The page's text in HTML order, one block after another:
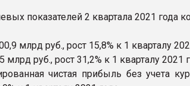
показателей 2 квартала 2021 года
млрд руб., рост 15,8% к 1 кварталу
млрд руб., рост 31,2% к 1 кварталу 2021
чистая прибыль без учета